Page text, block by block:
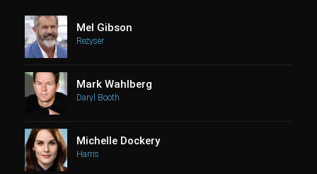
Mel Gibson
Reżyser
Mark Wahlberg
Daryl Booth
Michelle Dockery
Harris